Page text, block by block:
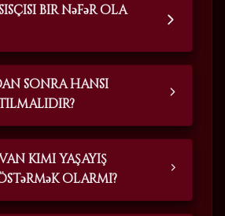
bir nəfər ola
sonra hansı
kimi yaşayış
olarmı?